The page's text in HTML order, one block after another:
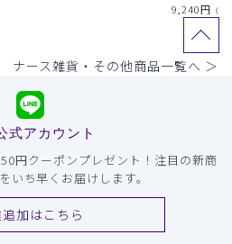
9,240円 （税
ナース雑貨・その他商品一覧へ ＞
式アカウント
円クーポンプレゼント！注目の新商
いち早くお届けします。
加はこちら